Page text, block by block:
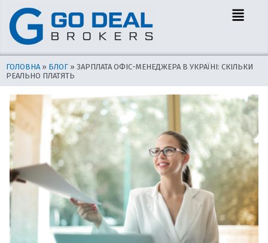
Перейти
до
вмісту
Menu
ГОЛОВНА » БЛОГ » ЗАРПЛАТА ОФІС-МЕНЕДЖЕРА В УКРАЇНІ: СКІЛЬКИ
РЕАЛЬНО ПЛАТЯТЬ
Навігація
по
запису